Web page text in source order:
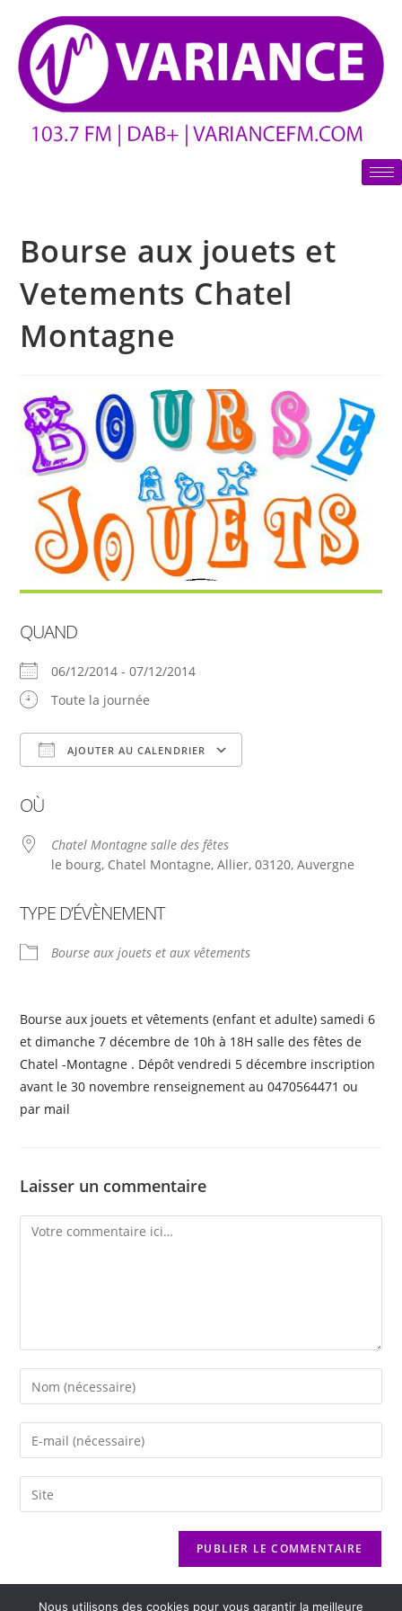
Bourse aux jouets et
Vetements Chatel
Montagne
QUAND
06/12/2014 - 07/12/2014
Toute la journée
AJOUTER AU CALENDRIER
OÙ
Chatel Montagne salle des fêtes
le bourg, Chatel Montagne, Allier, 03120, Auvergne
TYPE D’ÉVÈNEMENT
Bourse aux jouets et aux vêtements
Bourse aux jouets et vêtements (enfant et adulte) samedi 6
et dimanche 7 décembre de 10h à 18H salle des fêtes de
Chatel -Montagne . Dépôt vendredi 5 décembre inscription
avant le 30 novembre renseignement au 0470564471 ou
par mail
Laisser un commentaire
Nous utilisons des cookies pour vous garantir la meilleure